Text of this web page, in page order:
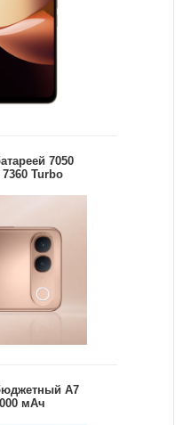
7050
Turbo
A7
мАч